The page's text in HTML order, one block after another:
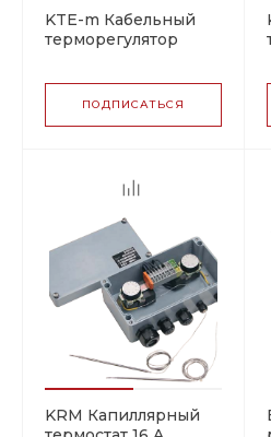
KTE-m Кабельный
терморегулятор
ПОДПИСАТЬСЯ
KRM Капиллярный